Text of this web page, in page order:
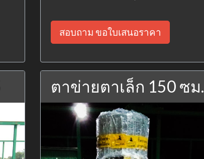
สอบถาม ขอใบเสนอราคา
ตาข่ายตาเล็ก 150 ซม.